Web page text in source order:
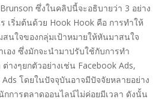
ซึ่งในคลิปนี้จะอธิบายว่า 3 อย่าง
เริ่มต้นด้วย Hook Hook คือ การทำให้
นใจของกลุ่มเป้าหมายให้หันมาสนใจ
เอง ซึ่งมักจะนำมาปรับใช้กับการทำ
างๆยกตัวอย่างเช่น Facebook Ads,
โดยในปัจจุบันอาจมีปัจจัยหลายอย่าง
การตลาดออนไลน์ไม่ค่อยมีเวลา ดังนั้น